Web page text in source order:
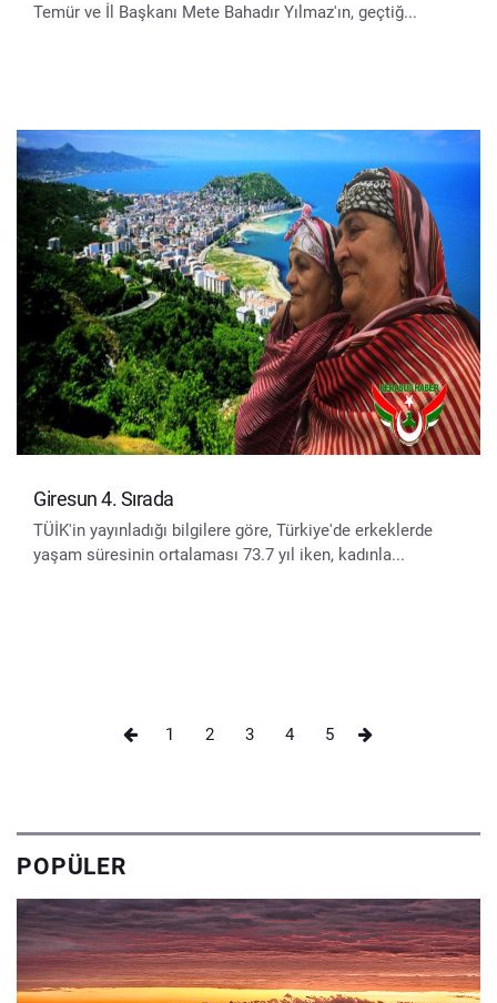
Temür ve İl Başkanı Mete Bahadır Yılmaz'ın, geçtiğ...
Giresun 4. Sırada
TÜİK'in yayınladığı bilgilere göre, Türkiye'de erkeklerde
yaşam süresinin ortalaması 73.7 yıl iken, kadınla...
1 2 3 4 5
POPÜLER